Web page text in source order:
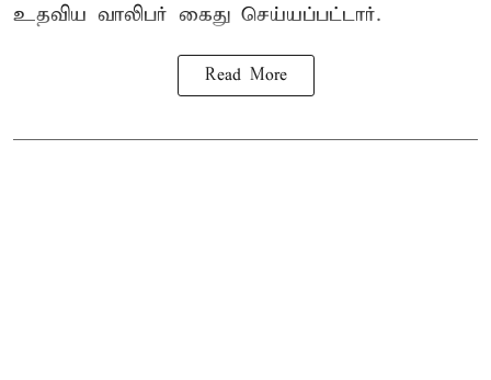
உதவிய வாலிபர் கைது செய்யப்பட்டார்.
Read More